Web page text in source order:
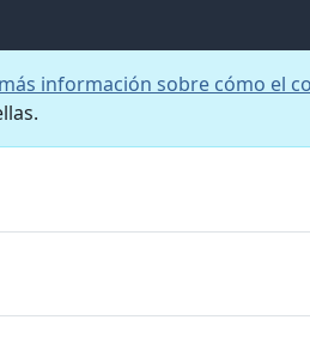
información sobre cómo el